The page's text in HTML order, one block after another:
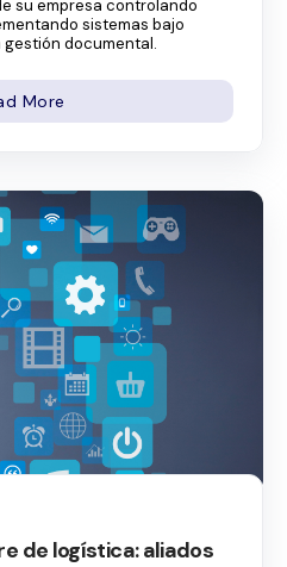
su empresa controlando
sistemas bajo
gestión documental.
More
de logística: aliados